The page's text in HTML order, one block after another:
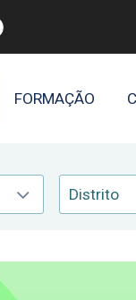
FORMAÇÃO
Distrito